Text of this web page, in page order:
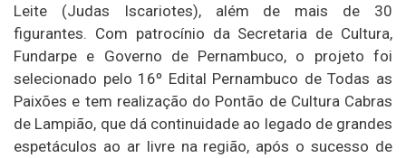
Leite (Judas Iscariotes), além de mais de 30
figurantes. Com patrocínio da Secretaria de Cultura,
Fundarpe e Governo de Pernambuco, o projeto foi
selecionado pelo 16º Edital Pernambuco de Todas as
Paixões e tem realização do Pontão de Cultura Cabras
de Lampião, que dá continuidade ao legado de grandes
espetáculos ao ar livre na região, após o sucesso de